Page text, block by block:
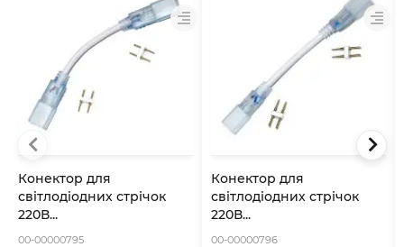
Конектор для
свiтлодiодних стрiчок
220В...
00-00000795
Конектор для
свiтлодiодних стрiчок
220В...
00-00000796